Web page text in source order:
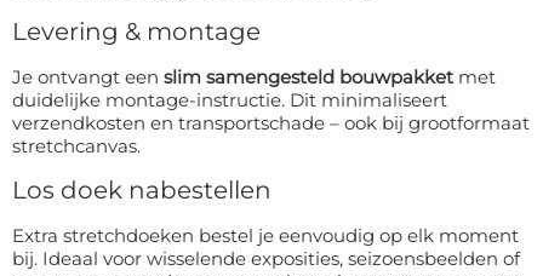
Levering & montage
Je ontvangt een slim samengesteld bouwpakket met
duidelijke montage-instructie. Dit minimaliseert
verzendkosten en transportschade – ook bij grootformaat
stretchcanvas.
Los doek nabestellen
Extra stretchdoeken bestel je eenvoudig op elk moment
bij. Ideaal voor wisselende exposities, seizoensbeelden of